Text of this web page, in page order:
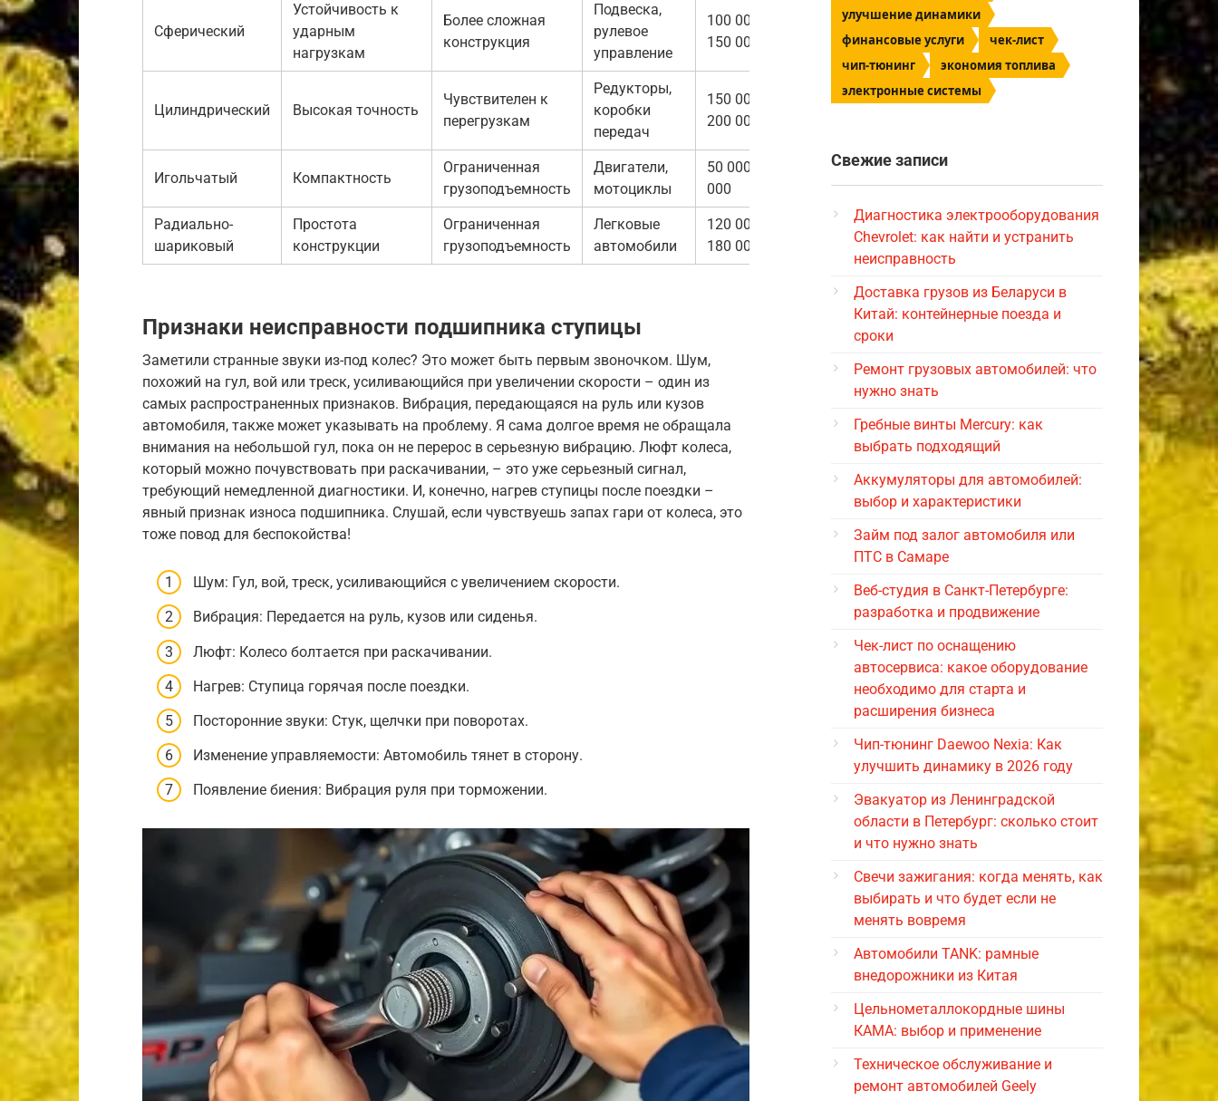
Сферический
Устойчивость к
ударным
нагрузкам
Более сложная
конструкция
Подвеска,
рулевое
управление
100 000 —
150 000
Цилиндрический Высокая точность
Чувствителен к
перегрузкам
Редукторы,
коробки
передач
150 000 —
200 000
Игольчатый Компактность
Ограниченная
грузоподъемность
Двигатели,
мотоциклы
50 000 — 80
000
Радиально-
шариковый
Простота
конструкции
Ограниченная
грузоподъемность
Легковые
автомобили
120 000 —
180 000
Признаки неисправности подшипника ступицы
Заметили странные звуки из-под колес? Это может быть первым звоночком. Шум,
похожий на гул, вой или треск, усиливающийся при увеличении скорости – один из
самых распространенных признаков. Вибрация, передающаяся на руль или кузов
автомобиля, также может указывать на проблему. Я сама долгое время не обращала
внимания на небольшой гул, пока он не перерос в серьезную вибрацию. Люфт колеса,
который можно почувствовать при раскачивании, – это уже серьезный сигнал,
требующий немедленной диагностики. И, конечно, нагрев ступицы после поездки –
явный признак износа подшипника. Слушай, если чувствуешь запах гари от колеса, это
тоже повод для беспокойства!
Шум: Гул, вой, треск, усиливающийся с увеличением скорости.
Вибрация: Передается на руль, кузов или сиденья.
Люфт: Колесо болтается при раскачивании.
Нагрев: Ступица горячая после поездки.
Посторонние звуки: Стук, щелчки при поворотах.
Изменение управляемости: Автомобиль тянет в сторону.
Появление биения: Вибрация руля при торможении.
улучшение динамики
финансовые услуги
чек-лист
чип-тюнинг
экономия топлива
электронные системы
Свежие записи
Диагностика электрооборудования
Chevrolet: как найти и устранить
неисправность
Доставка грузов из Беларуси в
Китай: контейнерные поезда и
сроки
Ремонт грузовых автомобилей: что
нужно знать
Гребные винты Mercury: как
выбрать подходящий
Аккумуляторы для автомобилей:
выбор и характеристики
Займ под залог автомобиля или
ПТС в Самаре
Веб-студия в Санкт-Петербурге:
разработка и продвижение
Чек-лист по оснащению
автосервиса: какое оборудование
необходимо для старта и
расширения бизнеса
Чип-тюнинг Daewoo Nexia: Как
улучшить динамику в 2026 году
Эвакуатор из Ленинградской
области в Петербург: сколько стоит
и что нужно знать
Свечи зажигания: когда менять, как
выбирать и что будет если не
менять вовремя
Автомобили TANK: рамные
внедорожники из Китая
Цельнометаллокордные шины
КАМА: выбор и применение
Техническое обслуживание и
ремонт автомобилей Geely